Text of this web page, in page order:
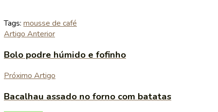
Tags: mousse de café
Artigo Anterior
Bolo podre húmido e fofinho
Próximo Artigo
Bacalhau assado no forno com batatas